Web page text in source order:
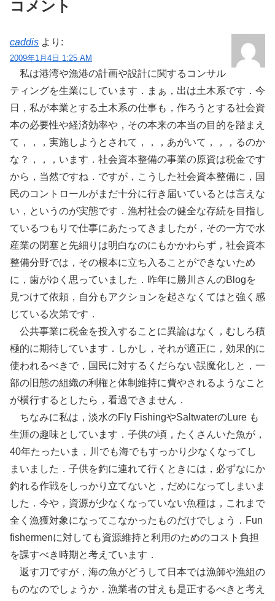
コメント
caddis より:
2009年1月4日 1:25 AM
私は港湾や漁港の計画や設計に関するコンサル
ティングを生業にしています．まぁ，出は土木系です．今
日，私が本業とする土木系の仕事も，作ろうとする社会資
本の必要性や経済効率や，その本来の本当の目的を踏まえ
て，，，実施しようとされて，，，あがいて，，，るのか
な？，，，います．社会資本整備の事業の原資は税金です
から，当然ですね．ですが，こうした社会資本整備に，国
民のコントロールがまだ十分に行き届いているとは言えな
い，というのが実態です．漁村社会の健全な存続を目指し
ているつもりで仕事にあたってきましたが，その一方で水
産業の閉塞と先細りは明白なのにもかかわらず，社会資本
整備分野では，その根本に立ち入ることができないため
に，歯がゆく思っていました．昨年に勝川さんのBlogを
見つけて依頼，自分もアクションを起さなくてはと強く感
じている次第です．
公共事業に税金を投入することに異論はなく，むしろ積
極的に期待しています．しかし，それが適正に，効果的に
使われるべきで，国民に対するくだらない誤魔化しと，一
部の旧態の組織の利権と体制維持に費やされるようなこと
が横行するとしたら，看過できません．
ちなみに私は，淡水のFly FishingやSaltwaterのLure も
生涯の趣味としています．子供の頃，たくさんいた魚が，
40年たったいま，川でも海でもすっかり少なくなってし
まいました．子供を釣に連れて行くときには，必ずなにか
釣れる作戦をしっかり立てないと，だめになってしまいま
した．今や，資源が少なくなっていない魚種は，これまで
全く漁獲対象になってこなかったものだけでしょう．Fun
fishermenに対しても資源維持と利用のためのコスト負担
を課すべき時期と考えています．
返す刀ですが，海の魚がどうして日本では漁師や漁組の
ものなのでしょうか．漁業者の甘えも是正するべきと考え